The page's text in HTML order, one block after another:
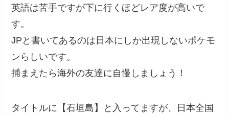
英語は苦手ですが下に行くほどレア度が高いで
す。
JPと書いてあるのは日本にしか出現しないポケモ
ンらしいです。
捕まえたら海外の友達に自慢しましょう！
タイトルに【石垣島】と入ってますが、日本全国